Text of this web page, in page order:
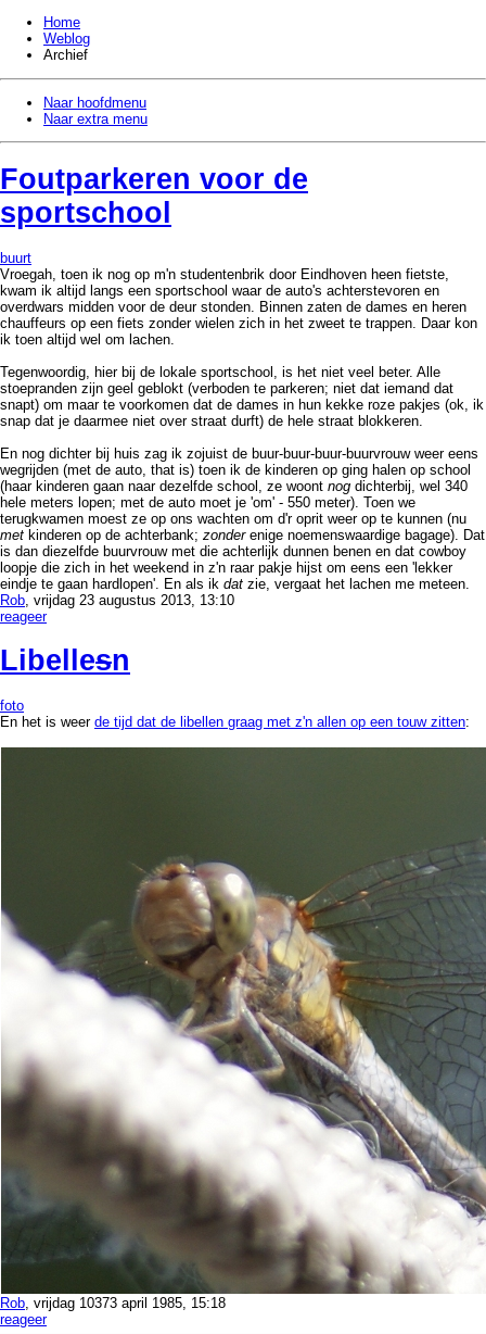
Home
Weblog
Archief
Naar hoofdmenu
Naar extra menu
Foutparkeren voor de
sportschool
buurt
Vroegah, toen ik nog op m'n studentenbrik door Eindhoven heen fietste,
kwam ik altijd langs een sportschool waar de auto's achterstevoren en
overdwars midden voor de deur stonden. Binnen zaten de dames en heren
chauffeurs op een fiets zonder wielen zich in het zweet te trappen. Daar kon
ik toen altijd wel om lachen.
Tegenwoordig, hier bij de lokale sportschool, is het niet veel beter. Alle
stoepranden zijn geel geblokt (verboden te parkeren; niet dat iemand dat
snapt) om maar te voorkomen dat de dames in hun kekke roze pakjes (ok, ik
snap dat je daarmee niet over straat durft) de hele straat blokkeren.
En nog dichter bij huis zag ik zojuist de buur-buur-buur-buurvrouw weer eens
wegrijden (met de auto, that is) toen ik de kinderen op ging halen op school
(haar kinderen gaan naar dezelfde school, ze woont nog dichterbij, wel 340
hele meters lopen; met de auto moet je 'om' - 550 meter). Toen we
terugkwamen moest ze op ons wachten om d'r oprit weer op te kunnen (nu
met kinderen op de achterbank; zonderenige noemenswaardige bagage). Dat
is dan diezelfde buurvrouw met die achterlijk dunnen benen en dat cowboy
loopje die zich in het weekend in z'n raar pakje hijst om eens een 'lekker
eindje te gaan hardlopen'. En als ik dat zie, vergaat het lachen me meteen.
Rob, vrijdag 23 augustus 2013, 13:10
reageer
Libellesn
foto
En het is weer de tijd dat de libellen graag met z'n allen op een touw zitten:
Rob , vrijdag 10373 april 1985, 15:18
reageer